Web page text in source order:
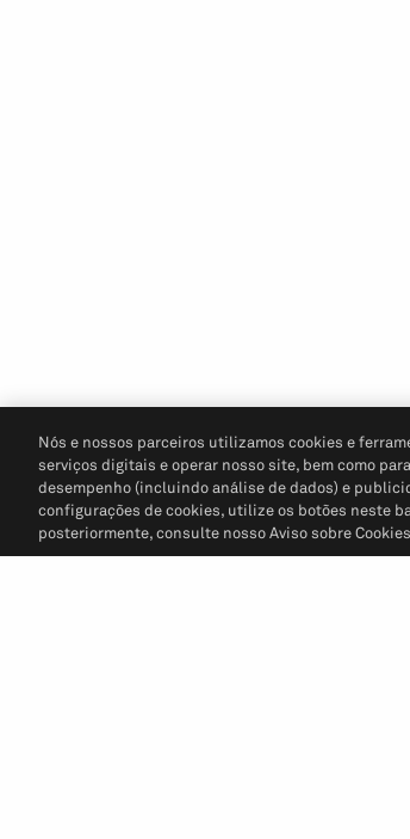
Nós e nossos parceiros utilizamos cookies e
serviços digitais e operar nosso site, bem como
desempenho (incluindo análise de dados) e
configurações de cookies, utilize os botões neste
posteriormente, consulte nosso Aviso sobre